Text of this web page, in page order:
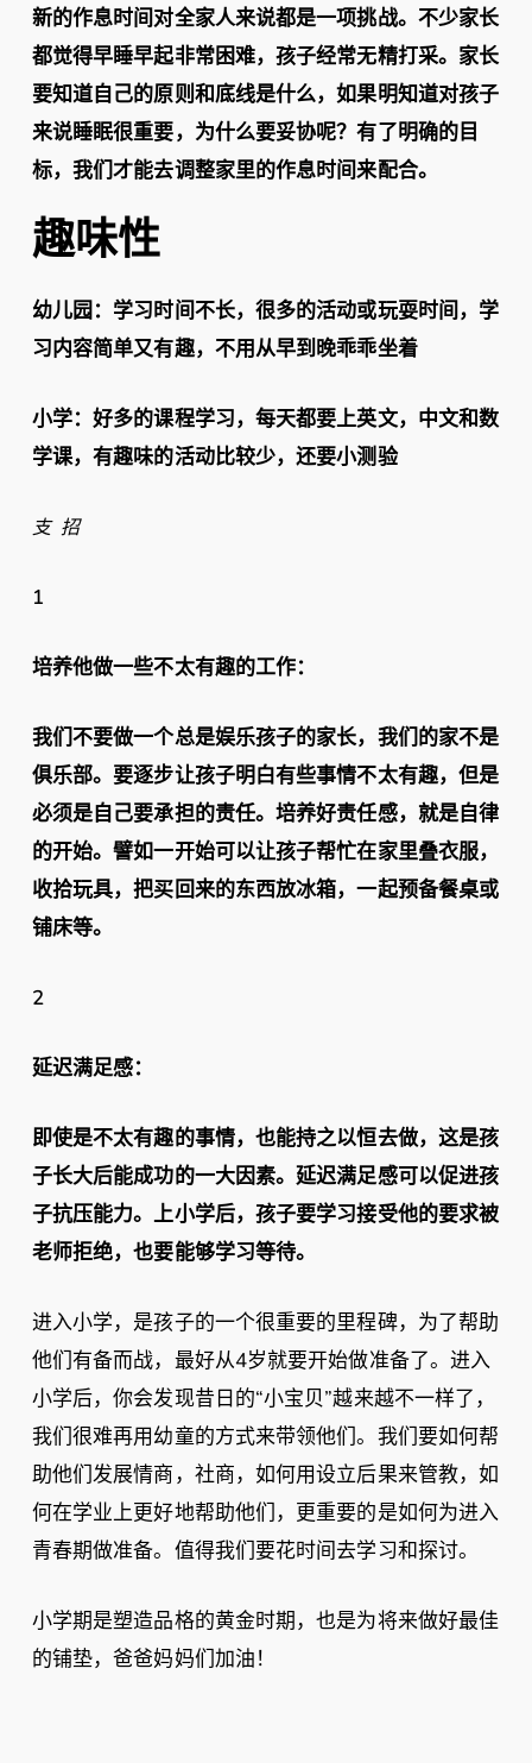
新的作息时间对全家人来说都是一项挑战。不少家长
都觉得早睡早起非常困难，孩子经常无精打采。家长
要知道自己的原则和底线是什么，如果明知道对孩子
来说睡眠很重要，为什么要妥协呢？有了明确的目
标，我们才能去调整家里的作息时间来配合。
趣味性
幼儿园：学习时间不长，很多的活动或玩耍时间，学
习内容简单又有趣，不用从早到晚乖乖坐着
小学：好多的课程学习，每天都要上英文，中文和数
学课，有趣味的活动比较少，还要小测验
支 招
1
培养他做一些不太有趣的工作：
我们不要做一个总是娱乐孩子的家长，我们的家不是
俱乐部。要逐步让孩子明白有些事情不太有趣，但是
必须是自己要承担的责任。培养好责任感，就是自律
的开始。譬如一开始可以让孩子帮忙在家里叠衣服，
收拾玩具，把买回来的东西放冰箱，一起预备餐桌或
铺床等。
2
延迟满足感：
即使是不太有趣的事情，也能持之以恒去做，这是孩
子长大后能成功的一大因素。延迟满足感可以促进孩
子抗压能力。上小学后，孩子要学习接受他的要求被
老师拒绝，也要能够学习等待。
进入小学，是孩子的一个很重要的里程碑，为了帮助
他们有备而战，最好从4岁就要开始做准备了。进入
小学后，你会发现昔日的“小宝贝”越来越不一样了，
我们很难再用幼童的方式来带领他们。我们要如何帮
助他们发展情商，社商，如何用设立后果来管教，如
何在学业上更好地帮助他们，更重要的是如何为进入
青春期做准备。值得我们要花时间去学习和探讨。
小学期是塑造品格的黄金时期，也是为将来做好最佳
的铺垫，爸爸妈妈们加油！